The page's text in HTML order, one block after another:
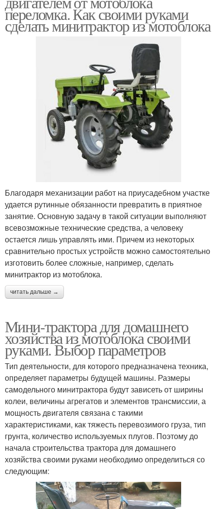
переломка. Как своими руками
сделать минитрактор из мотоблока
Благодаря механизации работ на приусадебном участке
удается рутинные обязанности превратить в приятное
занятие. Основную задачу в такой ситуации выполняют
всевозможные технические средства, а человеку
остается лишь управлять ими. Причем из некоторых
сравнительно простых устройств можно самостоятельно
изготовить более сложные, например, сделать
минитрактор из мотоблока.
читать дальше →
Мини-трактора для домашнего
хозяйства из мотоблока своими
руками. Выбор параметров
Тип деятельности, для которого предназначена техника,
определяет параметры будущей машины. Размеры
самодельного минитрактора будут зависеть от ширины
колеи, величины агрегатов и элементов трансмиссии, а
мощность двигателя связана с такими
характеристиками, как тяжесть перевозимого груза, тип
грунта, количество используемых плугов. Поэтому до
начала строительства трактора для домашнего
хозяйства своими руками необходимо определиться со
следующим: